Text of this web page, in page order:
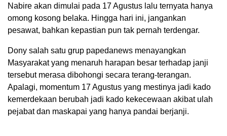
Nabire akan dimulai pada 17 Agustus lalu ternyata hanya
omong kosong belaka. Hingga hari ini, jangankan
pesawat, bahkan kepastian pun tak pernah terdengar.
Dony salah satu grup papedanews menayangkan
Masyarakat yang menaruh harapan besar terhadap janji
tersebut merasa dibohongi secara terang-terangan.
Apalagi, momentum 17 Agustus yang mestinya jadi kado
kemerdekaan berubah jadi kado kekecewaan akibat ulah
pejabat dan maskapai yang hanya pandai berjanji.